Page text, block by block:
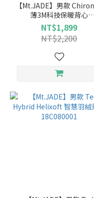
【Mt.JADE】男款
薄3M科技保暖背心
22C040074
NT$1,899
NT$2,200